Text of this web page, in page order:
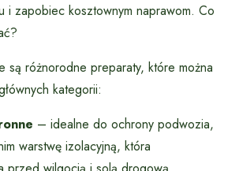
i zapobiec kosztownym naprawom. Co
są różnorodne preparaty, które można
kategorii:
– idealne do ochrony podwozia,
warstwę izolacyjną, która